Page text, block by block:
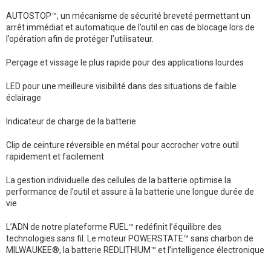
AUTOSTOP™, un mécanisme de sécurité breveté permettant un
arrêt immédiat et automatique de l’outil en cas de blocage lors de
l’opération afin de protéger l’utilisateur.
Perçage et vissage le plus rapide pour des applications lourdes
LED pour une meilleure visibilité dans des situations de faible
éclairage
Indicateur de charge de la batterie
Clip de ceinture réversible en métal pour accrocher votre outil
rapidement et facilement
La gestion individuelle des cellules de la batterie optimise la
performance de l’outil et assure à la batterie une longue durée de
vie
L’ADN de notre plateforme FUEL™ redéfinit l’équilibre des
technologies sans fil. Le moteur POWERSTATE™ sans charbon de
MILWAUKEE®, la batterie REDLITHIUM™ et l’intelligence électronique